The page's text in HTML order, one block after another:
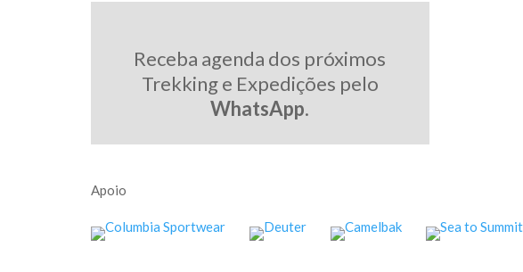
Receba agenda dos próximos
Trekking e Expedições pelo
WhatsApp.
Apoio